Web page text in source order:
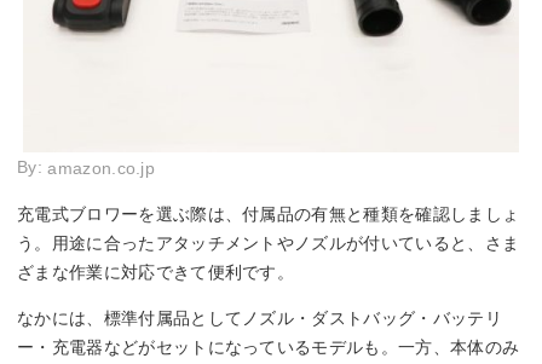
By:amazon.co.jp
充電式ブロワーを選ぶ際は、付属品の有無と種類を確認しましょ
う。用途に合ったアタッチメントやノズルが付いていると、さま
ざまな作業に対応できて便利です。
なかには、標準付属品としてノズル・ダストバッグ・バッテリ
ー・充電器などがセットになっているモデルも。一方、本体のみ